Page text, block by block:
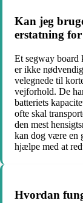
Kan jeg
erstatning
Et segway board
er ikke
velegnede til
vejforhold. De
batteriets
ofte skal
den mest
kan dog være en
hjælpe med at
Hvordan